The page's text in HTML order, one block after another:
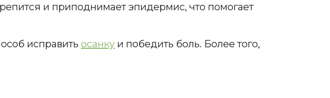
и приподнимает эпидермис, что помогает
исправить осанку и победить боль. Более того,